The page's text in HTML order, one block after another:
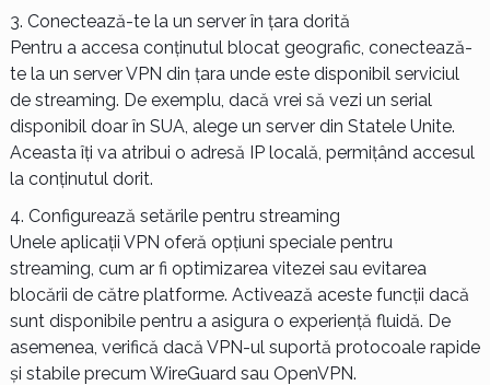
Conectează-te la un server în țara dorită
Pentru a accesa conținutul blocat geografic, conectează-
te la un server VPN din țara unde este disponibil serviciul
de streaming. De exemplu, dacă vrei să vezi un serial
disponibil doar în SUA, alege un server din Statele Unite.
Aceasta îți va atribui o adresă IP locală, permițând accesul
la conținutul dorit.
Configurează setările pentru streaming
Unele aplicații VPN oferă opțiuni speciale pentru
streaming, cum ar fi optimizarea vitezei sau evitarea
blocării de către platforme. Activează aceste funcții dacă
sunt disponibile pentru a asigura o experiență fluidă. De
asemenea, verifică dacă VPN-ul suportă protocoale rapide
și stabile precum WireGuard sau OpenVPN.